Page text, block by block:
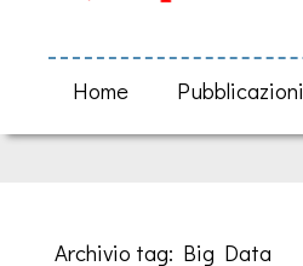
Home Pubblicazioni
Archivio tag: Big Data